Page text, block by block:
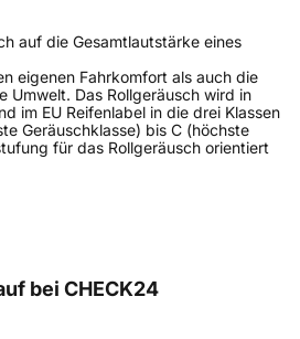
/ Alpine-Symbol Nein
(GPSR)
Germany GmbH, Bahnhofstraße 8,
auf die Gesamtlautstärke eines
eigenen Fahrkomfort als auch die
Umwelt. Das Rollgeräusch wird in
im EU Reifenlabel in die drei Klassen
Geräuschklasse) bis C (höchste
für das Rollgeräusch orientiert
bei CHECK24